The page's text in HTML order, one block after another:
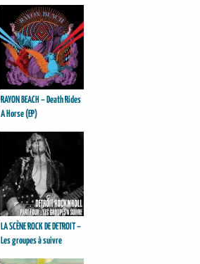
RAYON BEACH – Death Rides
A Horse (EP)
LA SCÈNE ROCK DE DETROIT –
Les groupes à suivre